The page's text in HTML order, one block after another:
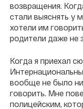
возвращения.
стали выяснять у
хотели им
родители даже не
Когда я приехал
вообще не было
говорить. Мне
полицейским,